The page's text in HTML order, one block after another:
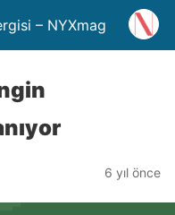
– NYXmag
6 yıl önce